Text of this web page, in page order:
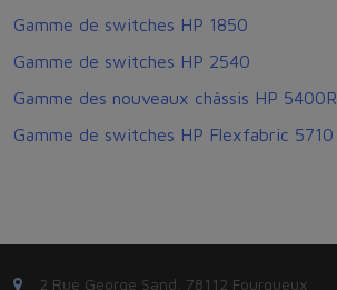
Gamme de switches HP 1850
Gamme de switches HP 2540
Gamme des nouveaux châssis HP 5400R
Gamme de switches HP Flexfabric 5710
2 Rue George Sand, 78112 Fourqueux